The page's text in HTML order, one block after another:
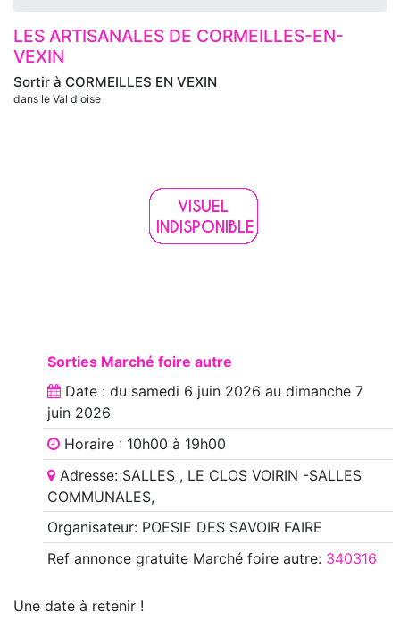
Sortir à CORMEILLES EN VEXIN
dans le Val d'oise
LES ARTISANALES DE CORMEILLES-EN-
VEXIN
Sorties Marché foire autre
Date : du samedi 6 juin 2026 au dimanche 7
juin 2026
Horaire : 10h00 à 19h00
Adresse: SALLES , LE CLOS VOIRIN -SALLES
COMMUNALES,
Organisateur: POESIE DES SAVOIR FAIRE
Ref annoncegratuite Marché foire autre: 340316
Une date à retenir !